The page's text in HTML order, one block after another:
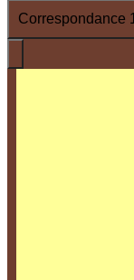
Correspondance 1